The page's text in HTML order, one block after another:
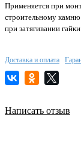
Применяется при
строительному
при затягивании гайки.
Доставка и оплата
Написать отзыв